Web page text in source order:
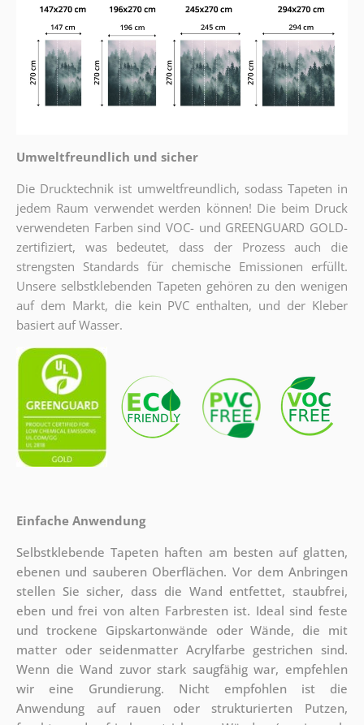
Umweltfreundlich und sicher
Die Drucktechnik ist umweltfreundlich, sodass Tapeten in
jedem Raum verwendet werden können! Die beim Druck
verwendeten Farben sind VOC- und GREENGUARD GOLD-
zertifiziert, was bedeutet, dass der Prozess auch die
strengsten Standards für chemische Emissionen erfüllt.
Unsere selbstklebenden Tapeten gehören zu den wenigen
auf dem Markt, die kein PVC enthalten, und der Kleber
basiert auf Wasser.
Einfache Anwendung
Selbstklebende Tapeten haften am besten auf glatten,
ebenen und sauberen Oberflächen. Vor dem Anbringen
stellen Sie sicher, dass die Wand entfettet, staubfrei,
eben und frei von alten Farbresten ist. Ideal sind feste
und trockene Gipskartonwände oder Wände, die mit
matter oder seidenmatter Acrylfarbe gestrichen sind.
Wenn die Wand zuvor stark saugfähig war, empfehlen
wir eine Grundierung. Nicht empfohlen ist die
Anwendung auf rauen oder strukturierten Putzen,